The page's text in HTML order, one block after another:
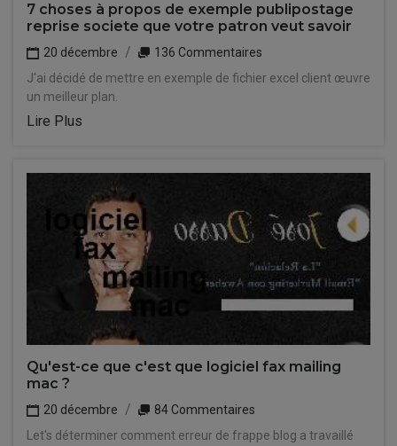
7 choses à propos de exemple publipostage
reprise societe que votre patron veut savoir
20 décembre
136 Commentaires
J'ai décidé de mettre en exemple de fichier excel client œuvre
un meilleur plan.
Lire Plus
Qu'est-ce que c'est que logiciel fax mailing
mac ?
20 décembre
84 Commentaires
Let's déterminer comment erreur de frappe blog a travaillé